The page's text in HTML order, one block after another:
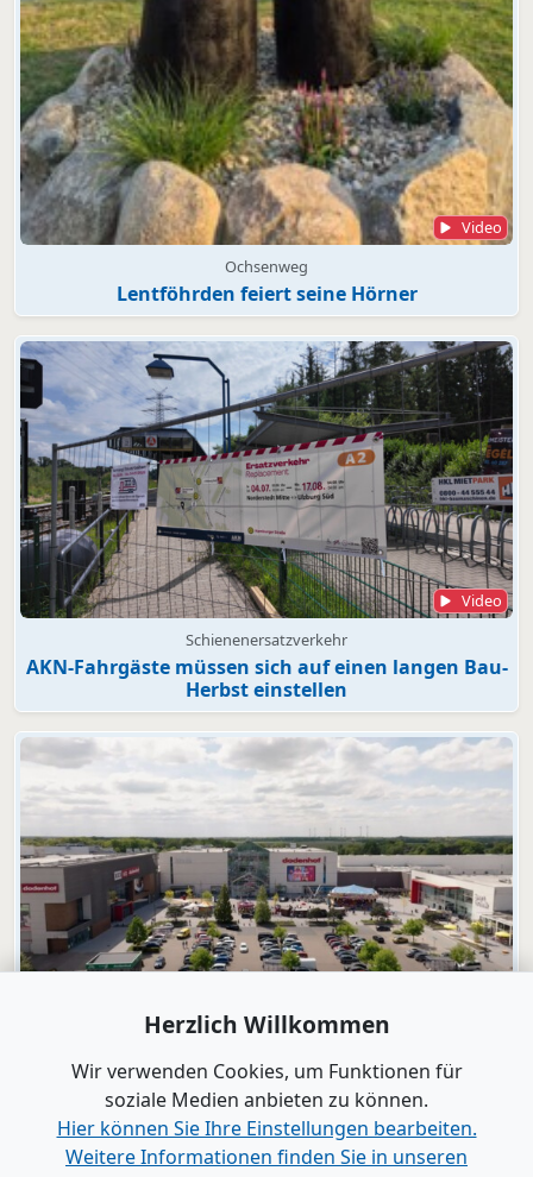
Video
Ochsenweg
Lentföhrden feiert seine Hörner
Video
Schienenersatzverkehr
AKN-Fahrgäste müssen sich auf einen langen Bau-
Herbst einstellen
dodenhof
dodenhof als Arbeitgeber in Kaltenkirchen
Alle Videos anzeigen
Herzlich Willkommen
Wir verwenden Cookies, um Funktionen für
soziale Medien anbieten zu können.
Hier können Sie Ihre Einstellungen bearbeiten.
Weitere Informationen finden Sie in unseren